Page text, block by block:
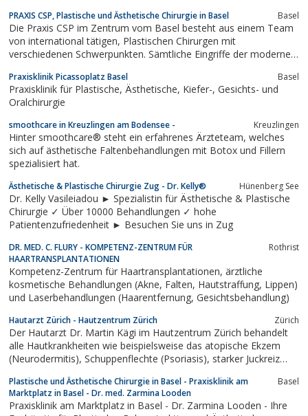
PRAXIS CSP, Plastische und Ästhetische Chirurgie in Basel Basel
Die Praxis CSP im Zentrum vom Basel besteht aus einem Team
von international tätigen, Plastischen Chirurgen mit
verschiedenen Schwerpunkten. Sämtliche Eingriffe der modernen
Praxisklinik Picassoplatz Basel Basel
Praxisklinik für Plastische, Ästhetische, Kiefer-, Gesichts- und
Oralchirurgie
smoothcare in Kreuzlingen am Bodensee - Kreuzlingen
Hinter smoothcare® steht ein erfahrenes Ärzteteam, welches
sich auf ästhetische Faltenbehandlungen mit Botox und Fillern
spezialisiert hat.
Ästhetische & Plastische Chirurgie Zug - Dr. Kelly® Hünenberg See
Dr. Kelly Vasileiadou ► Spezialistin für Ästhetische & Plastische
Chirurgie ✓ Über 10000 Behandlungen ✓ hohe
Patientenzufriedenheit ► Besuchen Sie uns in Zug
DR. MED. C. FLURY - KOMPETENZ-ZENTRUM FÜR
HAARTRANSPLANTATIONEN
Rothrist
Kompetenz-Zentrum für Haartransplantationen, ärztliche
kosmetische Behandlungen (Akne, Falten, Hautstraffung, Lippen)
und Laserbehandlungen (Haarentfernung, Gesichtsbehandlung)
Hautarzt Zürich - Hautzentrum Zürich Zürich
Der Hautarzt Dr. Martin Kägi im Hautzentrum Zürich behandelt
alle Hautkrankheiten wie beispielsweise das atopische Ekzem
(Neurodermitis), Schuppenflechte (Psoriasis), starker Juckreiz
Geschlechtskrankheiten. Ferner bietet der Hautarzt im
Hautzentrum Zürich bei Akne Hilfe,...
Plastische und Ästhetische Chirurgie in Basel - Praxisklinik am
Marktplatz in Basel - Dr. med. Zarmina Looden
Basel
Praxisklinik am Marktplatz in Basel - Dr. Zarmina Looden - Ihre